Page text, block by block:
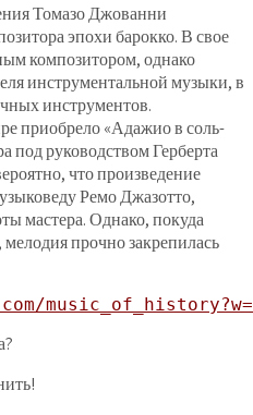
Томазо Джованни
эпохи барокко. В свое
композитором, однако
инструментальной музыки, в
инструментов.
приобрело «Адажио в соль-
под руководством Герберта
что произведение
Ремо Джазотто,
мастера. Однако, покуда
мелодия прочно закрепилась